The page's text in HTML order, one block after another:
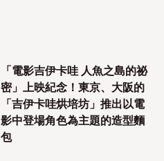
「電影吉伊卡哇 人魚之島的祕
密」上映紀念！東京、大阪的
「吉伊卡哇烘培坊」推出以電
影中登場角色為主題的造型麵
包